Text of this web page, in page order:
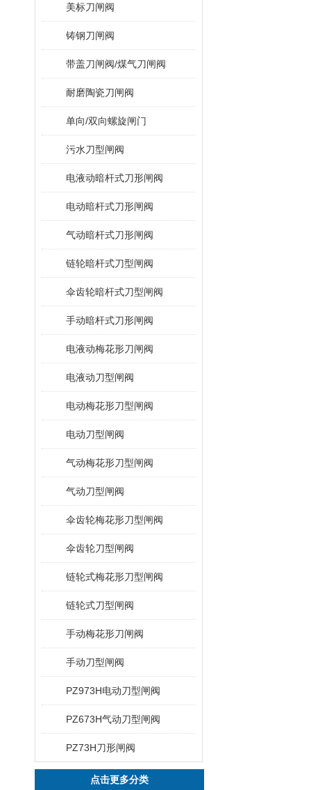
美标刀闸阀
铸钢刀闸阀
带盖刀闸阀/煤气刀闸阀
耐磨陶瓷刀闸阀
单向/双向螺旋闸门
污水刀型闸阀
电液动暗杆式刀形闸阀
电动暗杆式刀形闸阀
气动暗杆式刀形闸阀
链轮暗杆式刀型闸阀
伞齿轮暗杆式刀型闸阀
手动暗杆式刀形闸阀
电液动梅花形刀闸阀
电液动刀型闸阀
电动梅花形刀型闸阀
电动刀型闸阀
气动梅花形刀型闸阀
气动刀型闸阀
伞齿轮梅花形刀型闸阀
伞齿轮刀型闸阀
链轮式梅花形刀型闸阀
链轮式刀型闸阀
手动梅花形刀闸阀
手动刀型闸阀
PZ973H电动刀型闸阀
PZ673H气动刀型闸阀
PZ73H刀形闸阀
点击更多分类